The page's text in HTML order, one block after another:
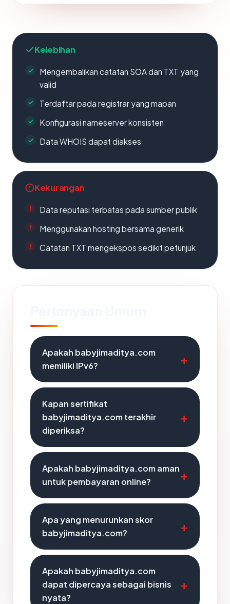
Kelebihan
Mengembalikan catatan SOA dan TXT yang
valid
Terdaftar pada registrar yang mapan
Konfigurasi nameserver konsisten
Data WHOIS dapat diakses
Kekurangan
Data reputasi terbatas pada sumber publik
Menggunakan hosting bersama generik
Catatan TXT mengekspos sedikit petunjuk
Apakah babyjimaditya.com
memiliki IPv6?
Kapan sertifikat
babyjimaditya.com terakhir
diperiksa?
Apakah babyjimaditya.com aman
untuk pembayaran online?
Apa yang menurunkan skor
babyjimaditya.com?
Apakah babyjimaditya.com
dapat dipercaya sebagai bisnis
nyata?